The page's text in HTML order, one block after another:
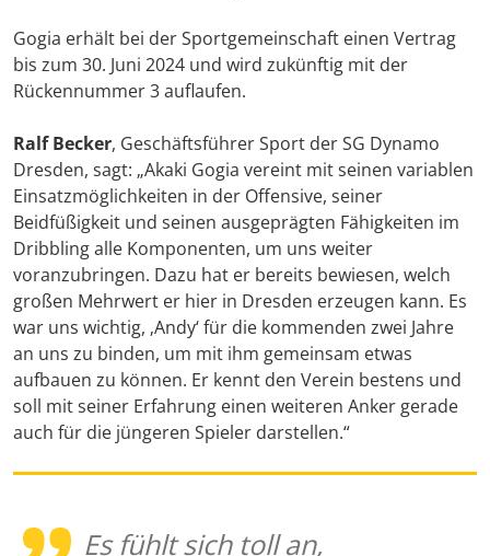
Gogia erhält bei der Sportgemeinschaft einen Vertrag
bis zum 30. Juni 2024 und wird zukünftig mit der
Rückennummer 3 auflaufen.
Ralf Becker, Geschäftsführer Sport der SG Dynamo
Dresden, sagt: „Akaki Gogia vereint mit seinen variablen
Einsatzmöglichkeiten in der Offensive, seiner
Beidfüßigkeit und seinen ausgeprägten Fähigkeiten im
Dribbling alle Komponenten, um uns weiter
voranzubringen. Dazu hat er bereits bewiesen, welch
großen Mehrwert er hier in Dresden erzeugen kann. Es
war uns wichtig, ‚Andy‘ für die kommenden zwei Jahre
an uns zu binden, um mit ihm gemeinsam etwas
aufbauen zu können. Er kennt den Verein bestens und
soll mit seiner Erfahrung einen weiteren Anker gerade
auch für die jüngeren Spieler darstellen.“
Es fühlt sich toll an,